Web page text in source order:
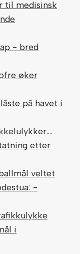
til medisinsk
- bred
øker
på havet i
etter
veltet
-
i